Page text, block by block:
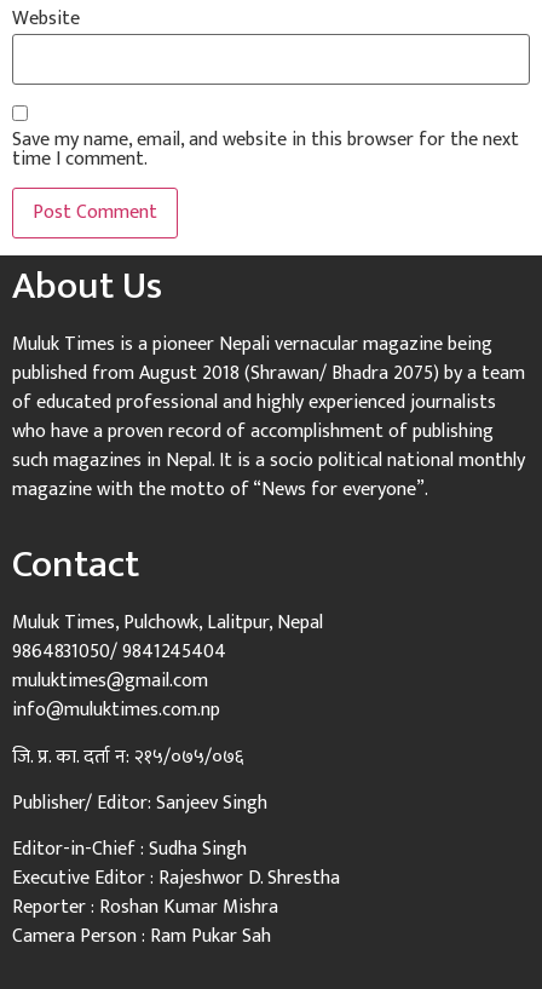
Website
Save my name, email, and website in this browser for the next
time I comment.
About Us
Muluk Times is a pioneer Nepali vernacular magazine being
published from August 2018 (Shrawan/ Bhadra 2075) by a team
of educated professional and highly experienced journalists
who have a proven record of accomplishment of publishing
such magazines in Nepal. It is a socio political national monthly
magazine with the motto of “News for everyone”.
Contact
Muluk Times, Pulchowk, Lalitpur, Nepal
9864831050/ 9841245404
muluktimes@gmail.com
info@muluktimes.com.np
जि. प्र. का. दर्ता न: २१५/०७५/०७६
Publisher/ Editor: Sanjeev Singh
Editor-in-Chief : Sudha Singh
Executive Editor : Rajeshwor D. Shrestha
Reporter : Roshan Kumar Mishra
Camera Person : Ram Pukar Sah